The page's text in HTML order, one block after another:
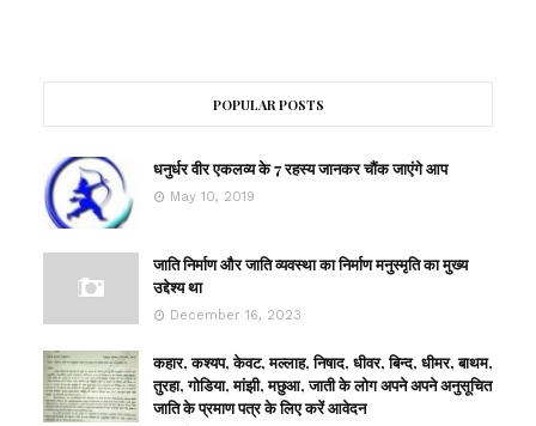
POPULAR POSTS
धनुर्धर वीर एकलव्य के 7 रहस्य जानकर चौंक जाएंगे आप
May 10, 2019
जाति निर्माण और जाति व्यवस्था का निर्माण मनुस्मृति का मुख्य
उद्देश्य था
December 16, 2023
कहार, कश्यप, केवट, मल्लाह, निषाद, धीवर, बिन्द, धीमर, बाथम,
तुरहा, गोडिया, मांझी, मछुआ, जाती के लोग अपने अपने अनुसूचित
जाति के प्रमाण पत्र के लिए करें आवेदन